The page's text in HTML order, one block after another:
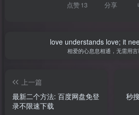
点赞13 分享
love understands love; it
相爱的心息息相通，无需用
上一篇
最新二个方法: 百度网盘免登
录不限速下载
秒